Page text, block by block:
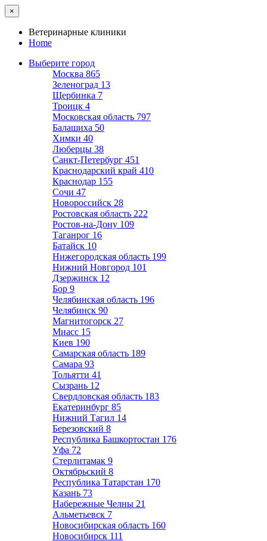
×
Ветеринарные клиники
Home
Выберите город
Москва 865
Зеленоград 13
Щербинка 7
Троицк 4
Московская область 797
Балашиха 50
Химки 40
Люберцы 38
Санкт-Петербург 451
Краснодарский край 410
Краснодар 155
Сочи 47
Новороссийск 28
Ростовская область 222
Ростов-на-Дону 109
Таганрог 16
Батайск 10
Нижегородская область 199
Нижний Новгород 101
Дзержинск 12
Бор 9
Челябинская область 196
Челябинск 90
Магнитогорск 27
Миасс 15
Киев 190
Самарская область 189
Самара 93
Тольятти 41
Сызрань 12
Свердловская область 183
Екатеринбург 85
Нижний Тагил 14
Березовский 8
Республика Башкортостан 176
Уфа 72
Стерлитамак 9
Октябрьский 8
Республика Татарстан 170
Казань 73
Набережные Челны 21
Альметьевск 7
Новосибирская область 160
Новосибирск 111